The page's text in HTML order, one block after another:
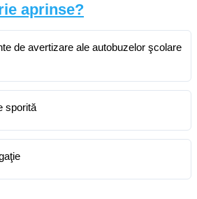
aprinse?
de avertizare ale autobuzelor şcolare
sporită